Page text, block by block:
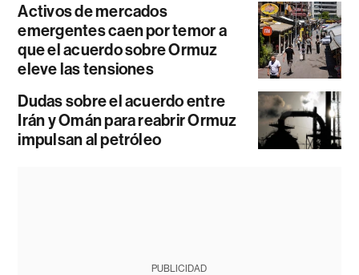
Activos de mercados
emergentes caen por temor a
que el acuerdo sobre Ormuz
eleve las tensiones
Dudas sobre el acuerdo entre
Irán y Omán para reabrir Ormuz
impulsan al petróleo
PUBLICIDAD